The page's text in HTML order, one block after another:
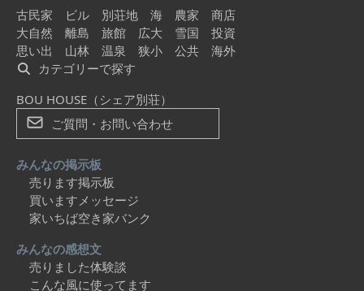
古民家
ビル 別荘地 海 農家
商店
大自然
離島 旅館 広大 雪国
投資
思い出
山林 温泉 狭小 公共
海外
カテゴリーで探す
BOU HOUSE（シェア別荘）
ご質問・お問い合わせ
みんなの掲示板
売ります掲示板
買いますメッセージ
家いちば空き家バンク
みんなの感想文
売りました体験談
こんな風に使ってます